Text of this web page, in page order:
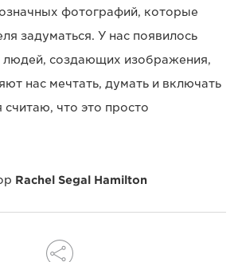
фотографий, которые
задуматься. У нас появилось
людей, создающих изображения,
нас мечтать, думать и включать
что это просто
Rachel Segal Hamilton